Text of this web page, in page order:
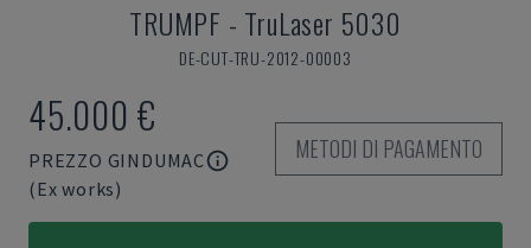
TRUMPF - TruLaser 5030
DE-CUT-TRU-2012-00003
45.000 €
PREZZO GINDUMAC
(Ex works)
METODI DI PAGAMENTO